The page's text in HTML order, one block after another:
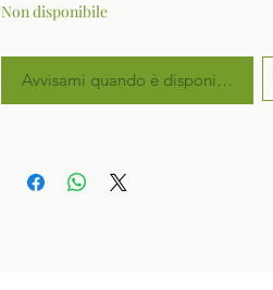
Non disponibile
Avvisami quando è disponibile